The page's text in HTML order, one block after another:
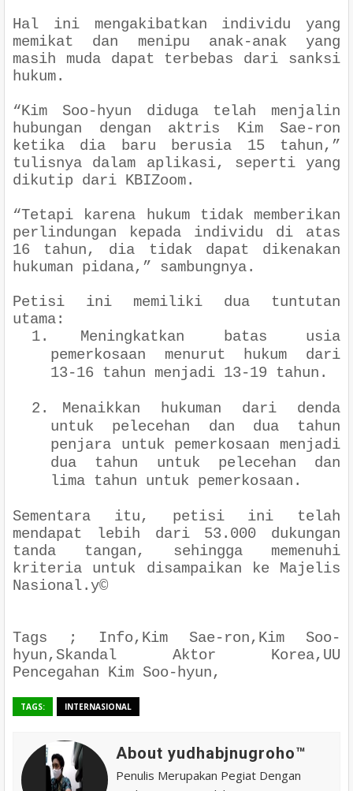
Hal ini mengakibatkan individu yang
memikat dan menipu anak-anak yang
masih muda dapat terbebas dari sanksi
hukum.
“Kim Soo-hyun diduga telah menjalin
hubungan dengan aktris Kim Sae-ron
ketika dia baru berusia 15 tahun,”
tulisnya dalam aplikasi, seperti yang
dikutip dari KBIZoom.
“Tetapi karena hukum tidak memberikan
perlindungan kepada individu di atas
16 tahun, dia tidak dapat dikenakan
hukuman pidana,” sambungnya.
Petisi ini memiliki dua tuntutan
utama:
1.
Meningkatkan batas usia
pemerkosaan menurut hukum dari
13-16 tahun menjadi 13-19 tahun.
2.
Menaikkan hukuman dari denda
untuk pelecehan dan dua tahun
penjara untuk pemerkosaan menjadi
dua tahun untuk pelecehan dan
lima tahun untuk pemerkosaan.
Sementara itu, petisi ini telah
mendapat lebih dari 53.000 dukungan
tanda tangan, sehingga memenuhi
kriteria untuk disampaikan ke Majelis
Nasional.y©
Tags ; Info,Kim Sae-ron,Kim Soo-
hyun,Skandal Aktor Korea,UU
Pencegahan Kim Soo-hyun,
TAGS: INTERNASIONAL
About yudhabjnugroho™️
Penulis Merupakan Pegiat Dengan